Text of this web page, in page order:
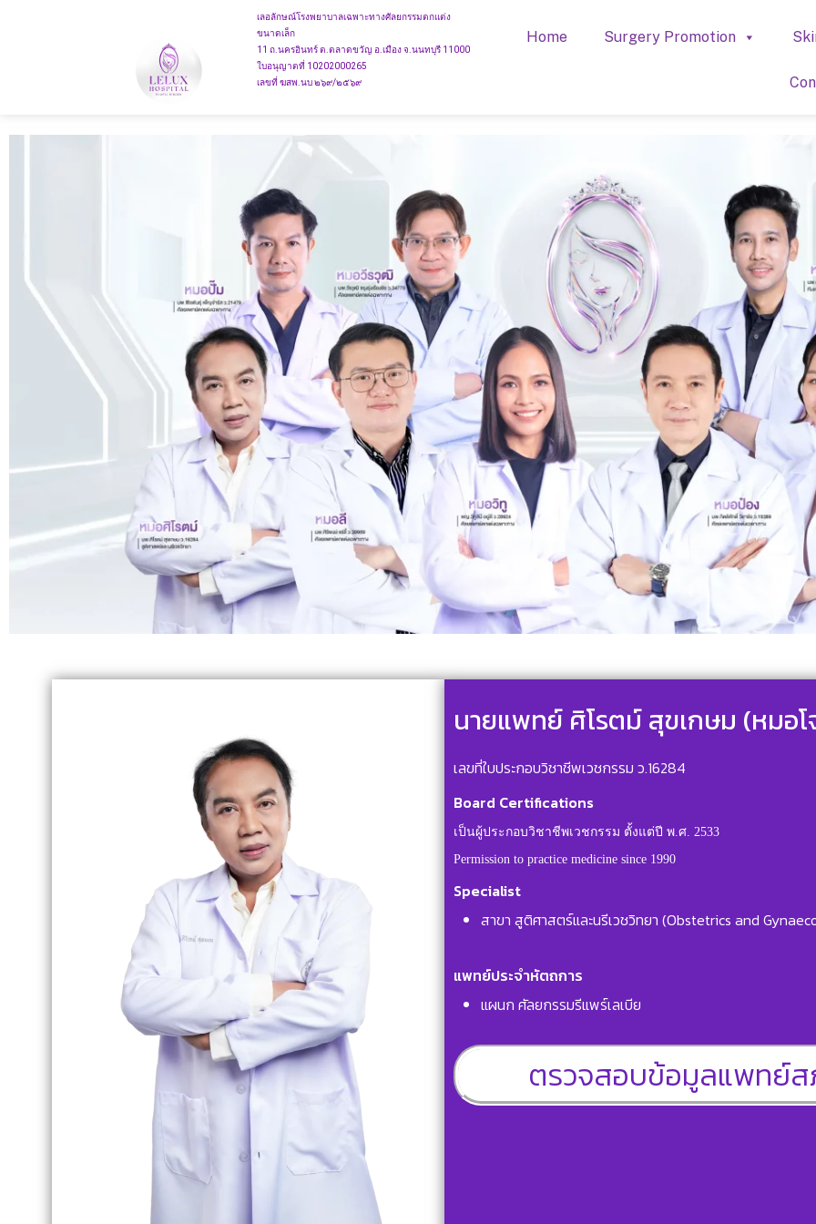
เลอลักษณ์โรงพยาบาลเฉพาะทางศัลยกรรมตกแต่ง
ขนาดเล็ก
11 ถ.นครอินทร์ ต.ตลาดขวัญ อ.เมือง จ.นนทบุรี 11000
ใบอนุญาตที่ 10202000265
เลขที่ ฆสพ.นบ ๒๖๙/๒๕๖๙
Home Surgery Promotion
นายแพทย์ ศิโรตม์ สุขเกษม (หมอโ
เลขที่ใบประกอบวิชาชีพเวชกรรม ว.16284
Board Certifications
เป็นผู้ประกอบวิชาชีพเวชกรรม ตั้งแต่ปี พ.ศ. 2533
Permission to practice medicine since 1990
Specialist
สาขา สูติศาสตร์และนรีเวชวิทยา (Obstetrics and
แพทย์ประจำหัตถการ
แผนก ศัลยกรรมรีแพร์เลเบีย
ตรวจสอบข้อมูลแพทย์ส